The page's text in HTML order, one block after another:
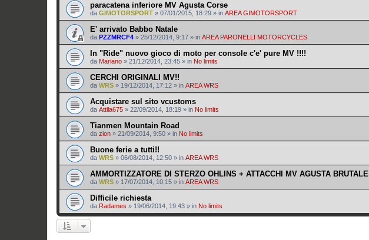
paracatena inferiore MV Agusta Corse
da GIMOTORSPORT » 07/01/2015, 18:29 » in AREA GIMOTORSPORT
E' arrivato Babbo Natale
da PZZMRCF4 » 25/12/2014, 9:17 » in AREA PARONELLI MOTORCYCLES
In "Ride" nuovo gioco di moto per console c'e' pure MV !!!!
da Mariano » 21/12/2014, 23:45 » in No limits
CERCHI ORIGINALI MV!!
da WRS » 19/12/2014, 17:12 » in AREA WRS
Acquistare sul sito vcustoms
da Attila675 » 22/09/2014, 18:19 » in No limits
Tianmen Mountain Road
da zion » 21/09/2014, 9:50 » in No limits
Buone ferie a tutti!!
da WRS » 06/08/2014, 12:50 » in AREA WRS
AMMORTIZZATORE DI STERZO OHLINS + ATTACCHI MV AGUSTA BRUTALE
da WRS » 17/07/2014, 10:15 » in AREA WRS
Difficile richiesta
da Radames » 19/06/2014, 19:43 » in No limits